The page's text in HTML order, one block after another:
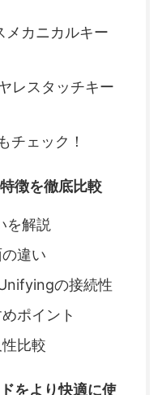
メカニカルキー
レスタッチキー
チェック！
徴を徹底比較
を解説
違い
の接続性
ポイント
比較
をより快適に使